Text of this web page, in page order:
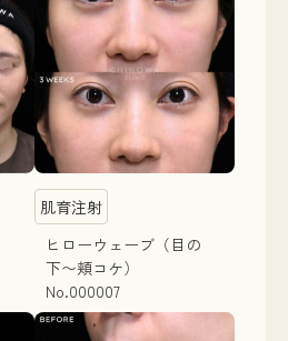
肌育注射
ヒローウェーブ（目の
下〜頬コケ）
No.000007